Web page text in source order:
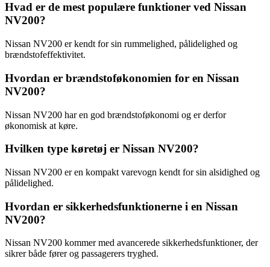
Hvad er de mest populære funktioner ved Nissan
NV200?
Nissan NV200 er kendt for sin rummelighed, pålidelighed og
brændstofeffektivitet.
Hvordan er brændstoføkonomien for en Nissan
NV200?
Nissan NV200 har en god brændstoføkonomi og er derfor
økonomisk at køre.
Hvilken type køretøj er Nissan NV200?
Nissan NV200 er en kompakt varevogn kendt for sin alsidighed og
pålidelighed.
Hvordan er sikkerhedsfunktionerne i en Nissan
NV200?
Nissan NV200 kommer med avancerede sikkerhedsfunktioner, der
sikrer både fører og passagerers tryghed.